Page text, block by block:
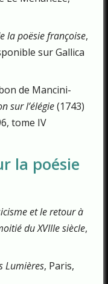
la poësie françoise,
sur Gallica
de Mancini-
sur l’élégie(1743)
tome IV
la poésie
et le retour à
du XVIIIe siècle,
Lumières, Paris,